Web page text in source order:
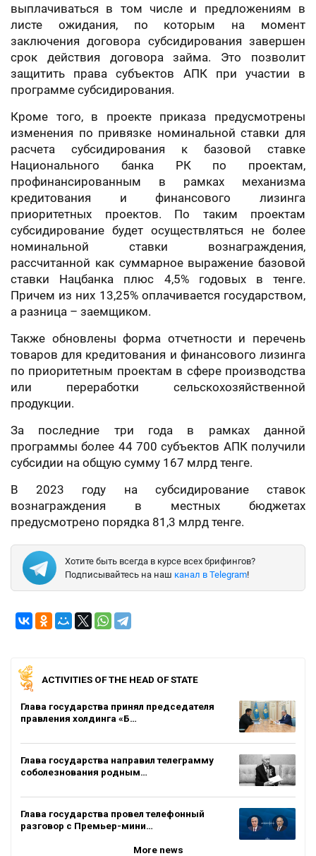
выплачиваться в том числе и предложениям в
листе ожидания, по которым на момент
заключения договора субсидирования завершен
срок действия договора займа. Это позволит
защитить права субъектов АПК при участии в
программе субсидирования.
Кроме того, в проекте приказа предусмотрены
изменения по привязке номинальной ставки для
расчета субсидирования к базовой ставке
Национального банка РК по проектам,
профинансированным в рамках механизма
кредитования и финансового лизинга
приоритетных проектов. По таким проектам
субсидирование будет осуществляться не более
номинальной ставки вознаграждения,
рассчитанной как суммарное выражение базовой
ставки Нацбанка плюс 4,5% годовых в тенге.
Причем из них 13,25% оплачивается государством,
а разница – заемщиком.
Также обновлены форма отчетности и перечень
товаров для кредитования и финансового лизинга
по приоритетным проектам в сфере производства
или переработки сельскохозяйственной
продукции.
За последние три года в рамках данной
программы более 44 700 субъектов АПК получили
субсидии на общую сумму 167 млрд тенге.
В 2023 году на субсидирование ставок
вознаграждения в местных бюджетах
предусмотрено порядка 81,3 млрд тенге.
Хотите быть всегда в курсе всех брифингов?
Подписывайтесь на наш канал в Telegram!
ACTIVITIES OF THE HEAD OF STATE
Глава государства принял председателя
правления холдинга «Б…
Глава государства направил телеграмму
соболезнования родным…
Глава государства провел телефонный
разговор с Премьер-мини…
More news